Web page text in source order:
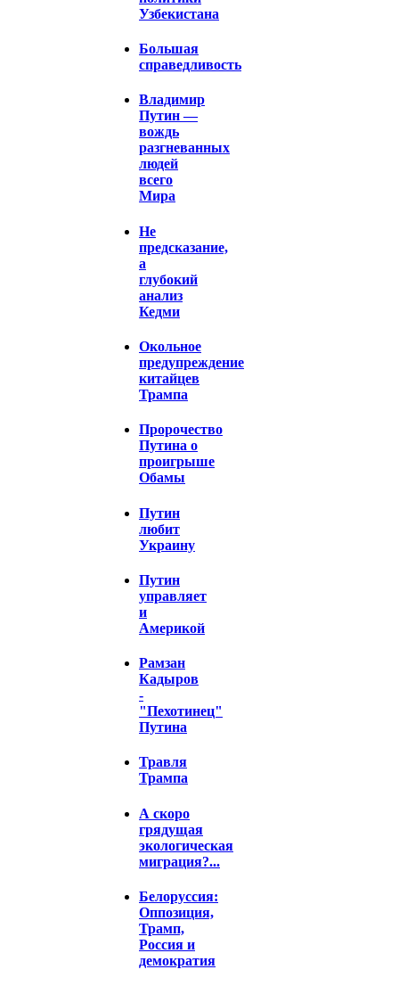
Узбекистана
Большая
справедливость
Владимир
Путин —
вождь
разгневанных
людей
всего
Мира
Не
предсказание,
а
глубокий
анализ
Кедми
Окольное
предупреждение
китайцев
Трампа
Пророчество
Путина о
проигрыше
Обамы
Путин
любит
Украину
Путин
управляет
и
Америкой
Рамзан
Кадыров
-
"Пехотинец"
Путина
Травля
Трампа
А скоро
грядущая
экологическая
миграция?...
Белоруссия:
Оппозиция,
Трамп,
Россия и
демократия